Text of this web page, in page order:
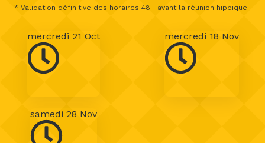
* Validation définitive des horaires 48H avant la réunion hippique.
mercredi 21 Oct mercredi 18 Nov
samedi 28 Nov